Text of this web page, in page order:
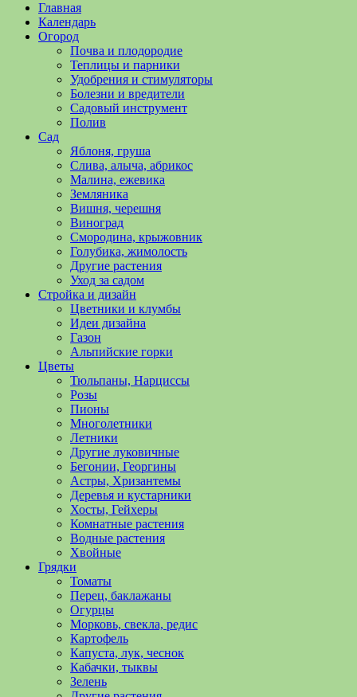
Садоводство
Огородничество
Садоводство
огородничество
полезные
уходу
овощами,
растениями
Поможем
обустройстве
выращивании
Главная
Календарь
Огород
Почва и плодородие
Теплицы и парники
Удобрения и стимуляторы
Болезни и вредители
Садовый инструмент
Полив
Сад
Яблоня, груша
Слива, алыча, абрикос
Малина, ежевика
Земляника
Вишня, черешня
Виноград
Смородина, крыжовник
Голубика, жимолость
Другие растения
Уход за садом
Стройка и дизайн
Цветники и клумбы
Идеи дизайна
Газон
Альпийские горки
Цветы
Тюльпаны, Нарциссы
Розы
Пионы
Многолетники
Летники
Другие луковичные
Бегонии, Георгины
Астры, Хризантемы
Деревья и кустарники
Хосты, Гейхеры
Комнатные растения
Водные растения
Хвойные
Грядки
Томаты
Перец, баклажаны
Огурцы
Морковь, свекла, редис
Картофель
Капуста, лук, чеснок
Кабачки, тыквы
Зелень